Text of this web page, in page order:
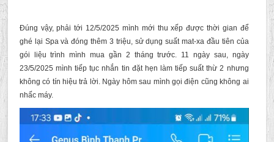
Đúng vậy, phải tới 12/5/2025 mình mới thu xếp được thời gian để
ghé lại Spa và đóng thêm 3 triệu, sử dụng suất mat-xa đầu tiên của
gói liệu trình mình mua gần 2 tháng trước. 11 ngày sau, ngày
23/5/2025 mình tiếp tục nhắn tin đặt hẹn làm tiếp suất thừ 2 nhưng
không có tín hiệu trả lời. Ngày hôm sau mình gọi điện cũng không ai
nhấc máy.